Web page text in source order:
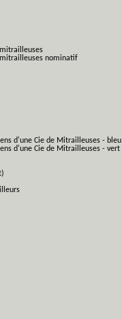
nominatif
d'une Cie de Mitrailleuses - bleu
d'une Cie de Mitrailleuses - vert